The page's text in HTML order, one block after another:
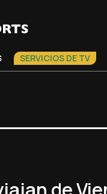
SERVICIOS DE TV